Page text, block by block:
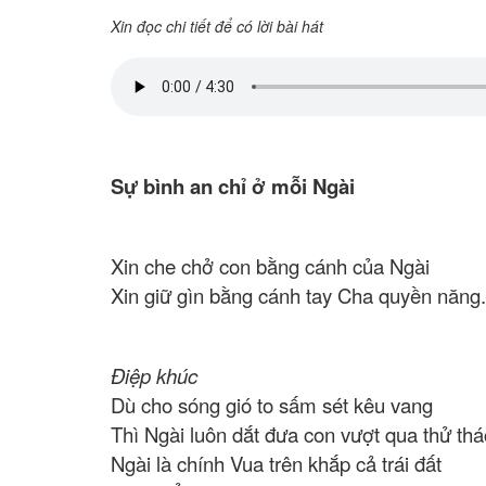
Xin đọc chi tiết để có lời bài hát
Sự bình an chỉ ở mỗi Ngài
Xin che chở con bằng cánh của Ngài
Xin giữ gìn bằng cánh tay Cha quyền năng.
Điệp khúc
Dù cho sóng gió to sấm sét kêu vang
Thì Ngài luôn dắt đưa con vượt qua thử
Ngài là chính Vua trên khắp cả trái đất